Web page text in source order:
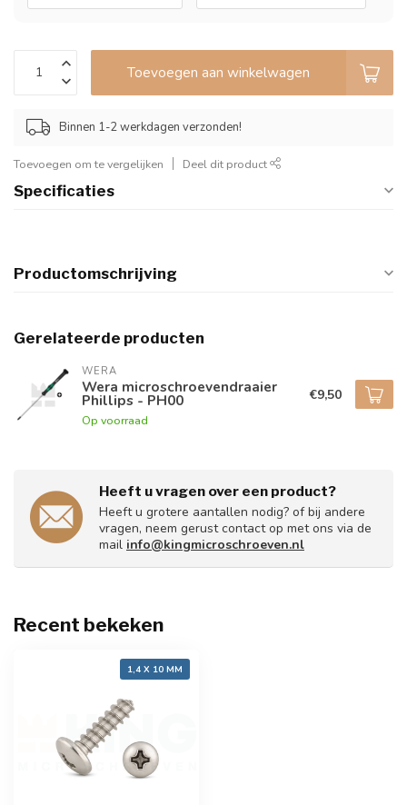
Toevoegen aan winkelwagen
Binnen 1-2 werkdagen verzonden!
Toevoegen om te vergelijken Deel dit product
Specificaties
Productomschrijving
Gerelateerde producten
WERA
Wera microschroevendraaier
Phillips - PH00
Op voorraad
€9,50
Heeft u vragen over een product?
Heeft u grotere aantallen nodig? of bij andere
vragen, neem gerust contact op met ons via de
mail info@kingmicroschroeven.nl
Recent bekeken
1,4 X 10 MM